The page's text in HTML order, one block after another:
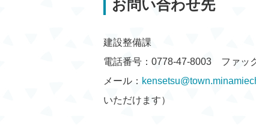
お問い合わせ先
建設整備課
電話番号：0778-47-8003 ファッ
メール：
いただけます）